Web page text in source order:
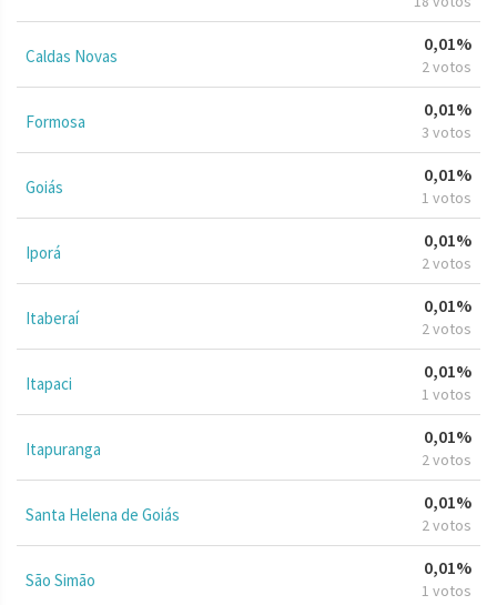
Caldas Novas
0,01%
2 votos
Formosa
0,01%
3 votos
Goiás
0,01%
1 votos
Iporá
0,01%
2 votos
Itaberaí
0,01%
2 votos
Itapaci
0,01%
1 votos
Itapuranga
0,01%
2 votos
Santa Helena de Goiás
0,01%
2 votos
São Simão
0,01%
1 votos